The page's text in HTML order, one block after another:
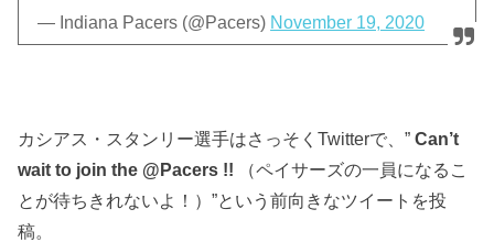
— Indiana Pacers (@Pacers) November 19, 2020
カシアス・スタンリー選手はさっそくTwitterで、”Can’t
wait to join the @Pacers !!
（ペイサーズの一員になるこ
とが待ちきれないよ！）”という前向きなツイートを投
稿。